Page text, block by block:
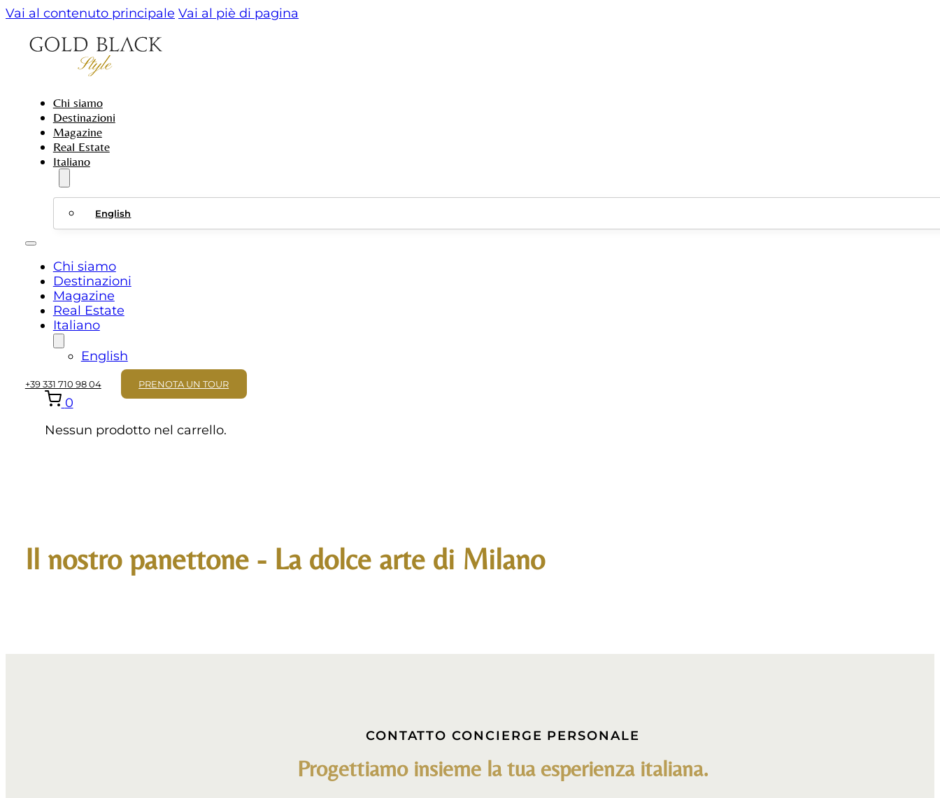
Vai al contenuto principale Vai al piè di pagina
Chi siamo
Destinazioni
Magazine
Real Estate
Italiano
English
Chi siamo
Destinazioni
Magazine
Real Estate
Italiano
English
+39 331 710 98 04 PRENOTA UN TOUR
0
Nessun prodotto nel carrello.
Il nostro panettone - La dolce arte di Milano
CONTATTO CONCIERGE PERSONALE
Progettiamo insieme la tua esperienza italiana.